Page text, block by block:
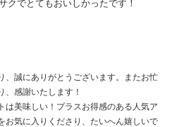
クでとてもおいしかったです！
、誠にありがとうございます。またお忙
、感謝いたします！
は美味しい！プラスお得感のある人気ア
お気に入りくださり、たいへん嬉しいで